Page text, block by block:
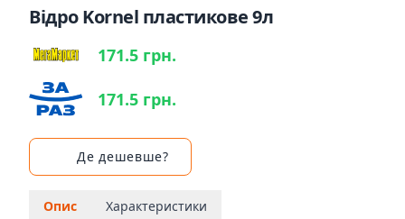
Відро Kornel пластикове 9л
171.5 грн.
171.5 грн.
Де дешевше?
Опис Характеристики